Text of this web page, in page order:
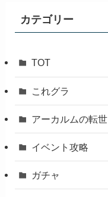
カテゴリー
TOT
これグラ
アーカルムの転世
イベント攻略
ガチャ